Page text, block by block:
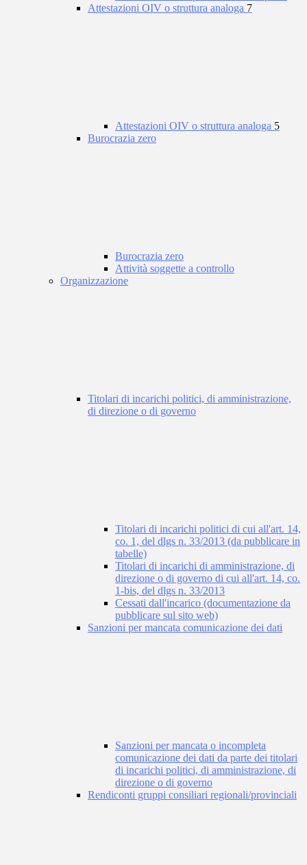
Attestazioni OIV o struttura analoga 7
Attestazioni OIV o struttura analoga 5
Burocrazia zero
Burocrazia zero
Attività soggette a controllo
Organizzazione
Titolari di incarichi politici, di amministrazione,
di direzione o di governo
Titolari di incarichi politici di cui all'art. 14,
co. 1, del dlgs n. 33/2013 (da pubblicare in
tabelle)
Titolari di incarichi di amministrazione, di
direzione o di governo di cui all'art. 14, co.
1-bis, del dlgs n. 33/2013
Cessati dall'incarico (documentazione da
pubblicare sul sito web)
Sanzioni per mancata comunicazione dei dati
Sanzioni per mancata o incompleta
comunicazione dei dati da parte dei titolari
di incarichi politici, di amministrazione, di
direzione o di governo
Rendiconti gruppi consiliari regionali/provinciali